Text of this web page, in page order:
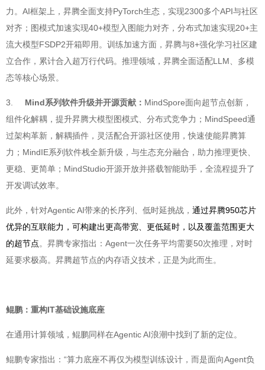
力。AI框架上，昇腾全面支持PyTorch生态，实现2300多个API与社区
对齐；图模式加速实现40+模型入图能力对齐，分布式加速实现20+主
流大模型FSDP2开箱即用。训练加速方面，昇腾与8+强化学习社区建
立合作，累计合入超万行代码。推理领域，昇腾全面适配LLM、多模
态等核心场景。
3. Mind系列软件升级并开源贡献： MindSpore面向超节点创新，
组件化解耦，提升昇腾大模型图模式、分布式竞争力；MindSpeed通
过架构革新，解耦插件，灵活配合开源社区使用，快速使能昇腾算
力；MindIE系列软件栈全新升级，与生态充分融合，助力推理更快、
更稳、更简单；MindStudio开源开放并搭载智能助手，全流程提升了
开发调试效率。
此外，针对Agentic AI带来的长序列、低时延挑战， 通过昇腾950芯片
优异的互联能力，可构建出更高带宽、更低延时，以及覆盖范围更大
的超节点。昇腾专家指出：Agent一次任务平均需要50次推理，对时
延要求极高。昇腾超节点的内存语义技术，正是为此而生。
鲲鹏：重构IT基础设施底座
在通用计算领域，鲲鹏同样在Agentic AI浪潮中找到了新的定位。
鲲鹏专家指出：“算力底座不再仅为模型训练设计，而是面向Agent负